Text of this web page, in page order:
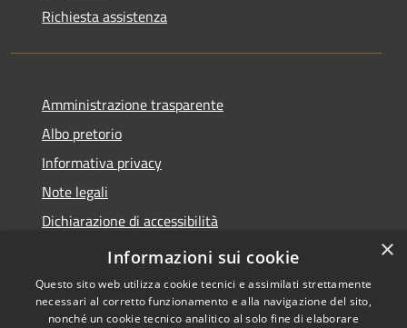
Richiesta assistenza
Amministrazione trasparente
Albo pretorio
Informativa privacy
Note legali
Dichiarazione di accessibilità
Piano di miglioramento del sito
×
Informazioni sui cookie
Questo sito web utilizza cookie tecnici e assimilati strettamente
necessari al corretto funzionamento e alla navigazione del sito,
nonché un cookie tecnico analitico al solo fine di elaborare